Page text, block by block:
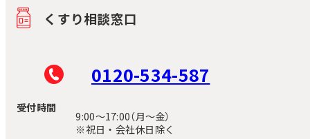
くすり相談窓口
0120-534-587
受付時間
9:00〜17:00（月～金）
※祝日・会社休日除く